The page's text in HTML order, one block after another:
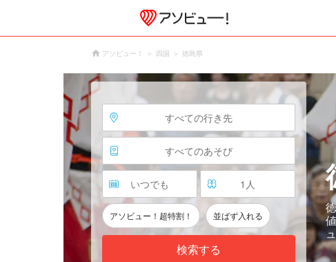
アソビュー！ 四国 徳島県
すべての行き先
すべてのあそび
いつでも 1 人
アソビュー！超特割！ 並ばず入れる
検索する